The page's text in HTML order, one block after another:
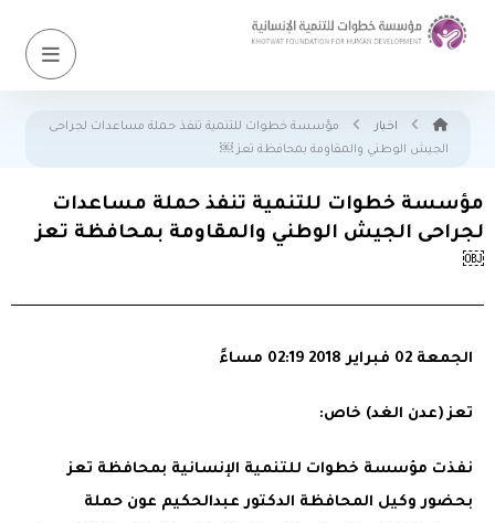
اخبار
مؤسسة خطوات للتنمية تنفذ حملة مساعدات لجراحى
الجيش الوطني والمقاومة بمحافظة تعز ￼
مؤسسة خطوات للتنمية تنفذ حملة مساعدات
لجراحى الجيش الوطني والمقاومة بمحافظة تعز
￼
الجمعة 02 فبراير 2018 02:19 مساءً
تعز (عدن الغد) خاص:
نفذت مؤسسة خطوات للتنمية الإنسانية بمحافظة تعز
بحضور وكيل المحافظة الدكتور عبدالحكيم عون حملة